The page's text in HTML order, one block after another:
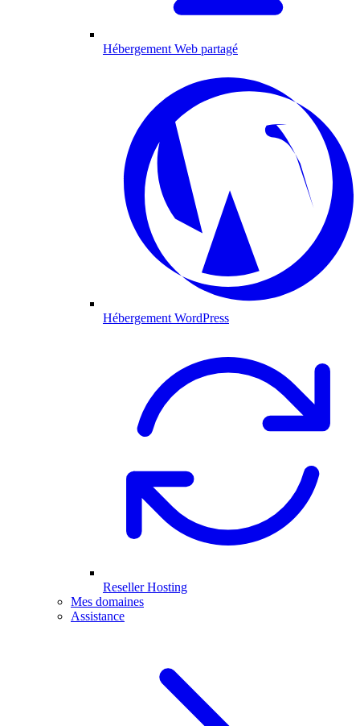
Hébergement Web partagé
Hébergement WordPress
Reseller Hosting
Mes domaines
Assistance